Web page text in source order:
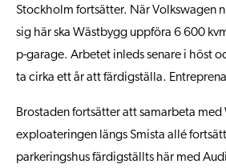
Stockholm fortsätter. När Volkswagen
sig här ska Wästbygg uppföra 6 600
p-garage. Arbetet inleds senare i höst
ta cirka ett år att färdigställa.
Brostaden fortsätter att samarbeta med
exploateringen längs Smista allé
parkeringshus färdigställts här med